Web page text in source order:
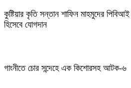
কুষ্টিয়ার কৃতি সন্তান শাফিন মাহমুদের
হিসেবে যোগদান
গাংনীতে চোর সন্দেহে এক কিশোরসহ আটক-৬